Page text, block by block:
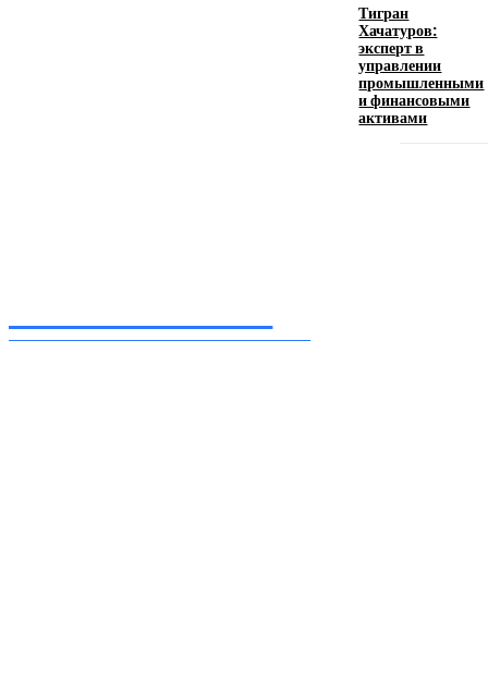
Девушка в бокале: легендарный номер бурлеска
искусство эффектного представления
Тигран
Хачатуров:
эксперт в
управлении
промышленными
и финансовыми
активами
ПРОФЕССИОНАЛЬНЫЕ НОВОСТИ